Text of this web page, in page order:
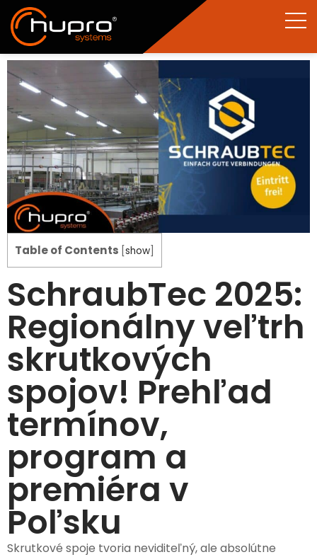
Table of Contents show
SchraubTec 2025:
Regionálny veľtrh
skrutkových
spojov! Prehľad
termínov,
program a
premiéra v
Poľsku
Skrutkové spoje tvoria neviditeľný, ale absolútne